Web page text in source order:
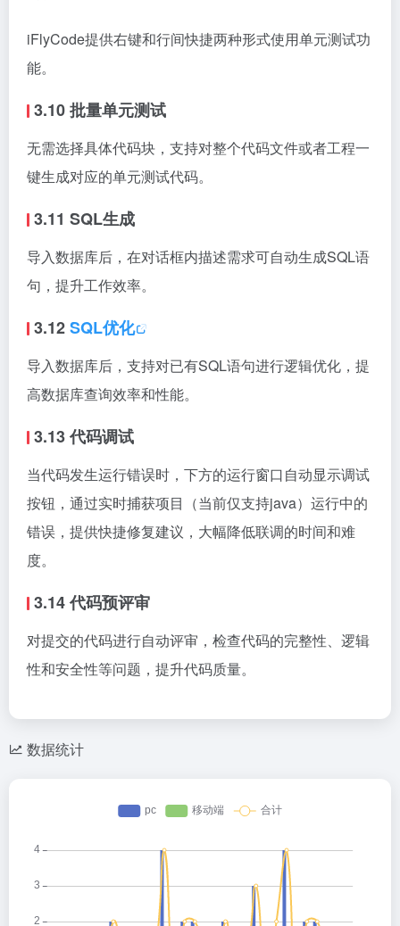
iFlyCode提供右键和行间快捷两种形式使用单元测试功
能。
3.10 批量单元测试
无需选择具体代码块，支持对整个代码文件或者工程一
键生成对应的单元测试代码。
3.11 SQL生成
导入数据库后，在对话框内描述需求可自动生成SQL语
句，提升工作效率。
3.12SQL优化
导入数据库后，支持对已有SQL语句进行逻辑优化，提
高数据库查询效率和性能。
3.13 代码调试
当代码发生运行错误时，下方的运行窗口自动显示调试
按钮，通过实时捕获项目（当前仅支持java）运行中的
错误，提供快捷修复建议，大幅降低联调的时间和难
度。
3.14 代码预评审
对提交的代码进行自动评审，检查代码的完整性、逻辑
性和安全性等问题，提升代码质量。
数据统计